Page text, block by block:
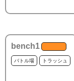
bench1
バトル場 トラッシュ